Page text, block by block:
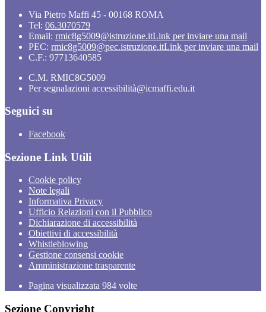
Via Pietro Maffi 45 - 00168 ROMA
Tel: 06.3070579
Email: rmic8g5009@istruzione.itLink per inviare una mail
PEC: rmic8g5009@pec.istruzione.itLink per inviare una mail
C.F.: 97713640585
C.M. RMIC8G5009
Per segnalazioni accessibilità@icmaffi.edu.it
Seguici su
Facebook
Sezione Link Utili
Cookie policy
Note legali
Informativa Privacy
Ufficio Relazioni con il Pubblico
Dichiarazione di accessibilità
Obiettivi di accessibilità
Whistleblowing
Gestione consensi cookie
Amministrazione trasparente
Pagina visualizzata 984 volte
Sezione Copyright